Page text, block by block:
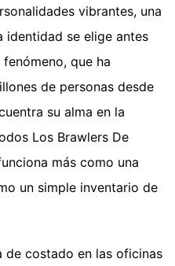
vibrantes, una
identidad se elige antes
que ha
de personas desde
su alma en la
Los Brawlers De
más como una
un simple inventario de
de costado en las oficinas